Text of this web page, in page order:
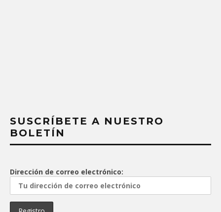
SUSCRÍBETE A NUESTRO
BOLETÍN
Dirección de correo electrónico: